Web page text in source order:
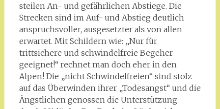
steilen An- und gefährlichen Abstiege. Die
Strecken sind im Auf- und Abstieg deutlich
anspruchsvoller, ausgesetzter als von allen
erwartet. Mit Schildern wie: „Nur für
trittsichere und schwindelfreie Begeher
geeignet!“ rechnet man doch eher in den
Alpen! Die „nicht Schwindelfreien“ sind stolz
auf das Überwinden ihrer „Todesangst“ und die
Ängstlichen genossen die Unterstützung